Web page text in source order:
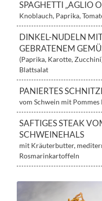
SPAGHETTI „AGLIO
Knoblauch, Paprika,
DINKEL-NUDELN
GEBRATENEM
(Paprika, Karotte,
Blattsalat
PANIERTES
vom Schwein mit Pommes
SAFTIGES STEAK
SCHWEINEHALS
mit Kräuterbutter,
Rosmarinkartoffeln